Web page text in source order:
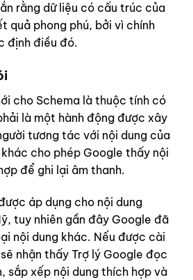
rằng dữ liệu có cấu trúc của
quả phong phú, bởi vì chính
định điều đó.
cho Schema là thuộc tính có
là một hành động được xây
tương tác với nội dung của
cho phép Google thấy nội
để ghi lại âm thanh.
áp dụng cho nội dung
tuy nhiên gần đây Google đã
nội dung khác. Nếu được cài
nhận thấy Trợ lý Google đọc
sắp xếp nội dung thích hợp và